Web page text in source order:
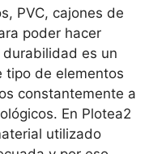
PVC, cajones de
poder hacer
es un
tipo de elementos
constantemente a
En Plotea2
utilizado